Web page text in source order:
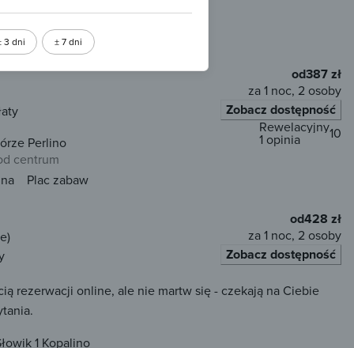
3 dni ± 7 dni
centrum
Przyjazny zwierzętom
od387 zł
za 1 noc, 2 osoby
Zobacz dostępność
Perlino
centrum
10
Rewelacyjny
1 opinia
Plac zabaw
od428 zł
za 1 noc, 2 osoby
Zobacz dostępność
rezerwacji online, ale nie martw się - czekają na Ciebie
1 Kopalino